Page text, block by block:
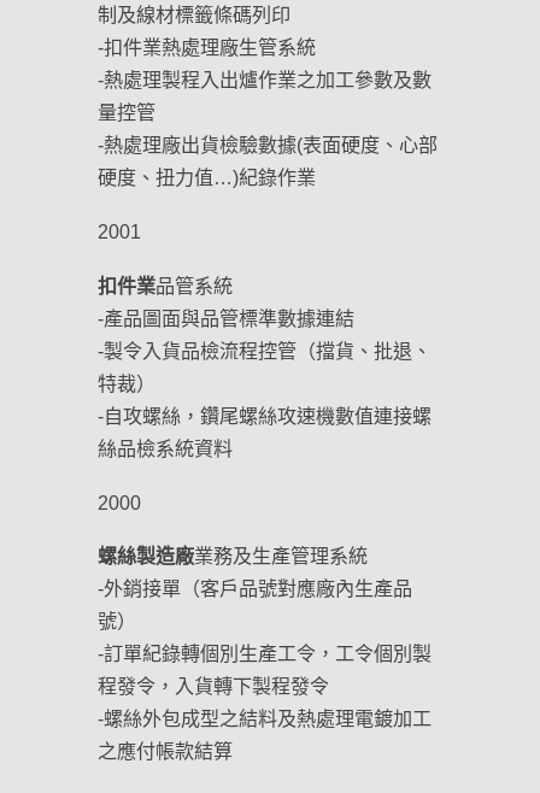
制及線材標籤條碼列印
-扣件業熱處理廠生管系統
-熱處理製程入出爐作業之加工參數及數
量控管
-熱處理廠出貨檢驗數據(表面硬度、心部
硬度、扭力值…)紀錄作業
2001
扣件業品管系統
-產品圖面與品管標準數據連結
-製令入貨品檢流程控管（擋貨、批退、
特裁）
-自攻螺絲，鑽尾螺絲攻速機數值連接螺
絲品檢系統資料
2000
螺絲製造廠業務及生產管理系統
-外銷接單（客戶品號對應廠內生產品
號）
-訂單紀錄轉個別生產工令，工令個別製
程發令，入貨轉下製程發令
-螺絲外包成型之結料及熱處理電鍍加工
之應付帳款結算